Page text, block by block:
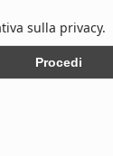
sulla privacy.